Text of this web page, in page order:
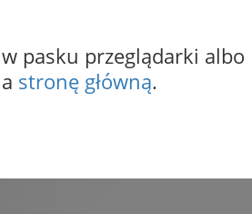
pasku przeglądarki albo
stronę główną.